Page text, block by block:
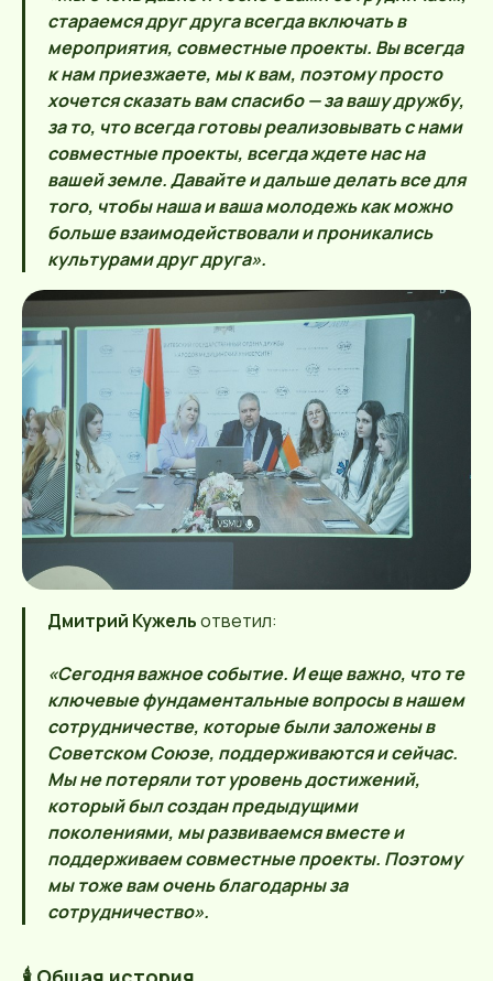
стараемся друг друга всегда включать в
мероприятия, совместные проекты. Вы всегда
к нам приезжаете, мы к вам, поэтому просто
хочется сказать вам спасибо — за вашу дружбу,
за то, что всегда готовы реализовывать с нами
совместные проекты, всегда ждете нас на
вашей земле. Давайте и дальше делать все для
того, чтобы наша и ваша молодежь как можно
больше взаимодействовали и проникались
культурами друг друга».
Дмитрий Кужельответил:
«Сегодня важное событие. И еще важно, что те
ключевые фундаментальные вопросы в нашем
сотрудничестве, которые были заложены в
Советском Союзе, поддерживаются и сейчас.
Мы не потеряли тот уровень достижений,
который был создан предыдущими
поколениями, мы развиваемся вместе и
поддерживаем совместные проекты. Поэтому
мы тоже вам очень благодарны за
сотрудничество».